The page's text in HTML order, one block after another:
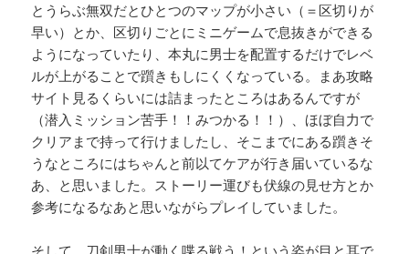
とうらぶ無双だとひとつのマップが小さい（＝区切りが
早い）とか、区切りごとにミニゲームで息抜きができる
ようになっていたり、本丸に男士を配置するだけでレベ
ルが上がることで躓きもしにくくなっている。まあ攻略
サイト見るくらいには詰まったところはあるんですが
（潜入ミッション苦手！！みつかる！！）、ほぼ自力で
クリアまで持って行けましたし、そこまでにある躓きそ
うなところにはちゃんと前以てケアが行き届いているな
あ、と思いました。ストーリー運びも伏線の見せ方とか
参考になるなあと思いながらプレイしていました。